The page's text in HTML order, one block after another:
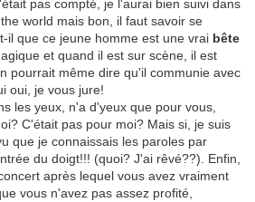
pas compté, je l'aurai bien suivi dans
world mais bon, il faut savoir se
il que ce jeune homme est une vrai bête
et quand il est sur scène, il est
pourrait même dire qu'il communie avec
oui, je vous jure!
les yeux, n'a d'yeux que pour vous,
C'était pas pour moi? Mais si, je suis
que je connaissais les paroles par
du doigt!!! (quoi? J'ai rêvé??). Enfin,
après lequel vous avez vraiment
vous n'avez pas assez profité,